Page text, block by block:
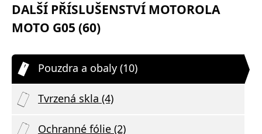
DALŠÍ PŘÍSLUŠENSTVÍ MOTOROLA
MOTO G05 (60)
Pouzdra a obaly (10)
Tvrzená skla (4)
Ochranné fólie (2)